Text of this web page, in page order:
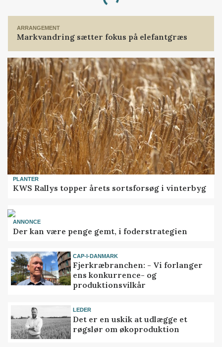
Loading...
ARRANGEMENT
Markvandring sætter fokus på elefantgræs
PLANTER
KWS Rallys topper årets sortsforsøg i vinterbyg
ANNONCE
Der kan være penge gemt, i foderstrategien
CAP-I-DANMARK
Fjerkræbranchen: - Vi forlanger
ens konkurrence- og
produktionsvilkår
LEDER
Det er en uskik at udlægge et
røgslør om økoproduktion